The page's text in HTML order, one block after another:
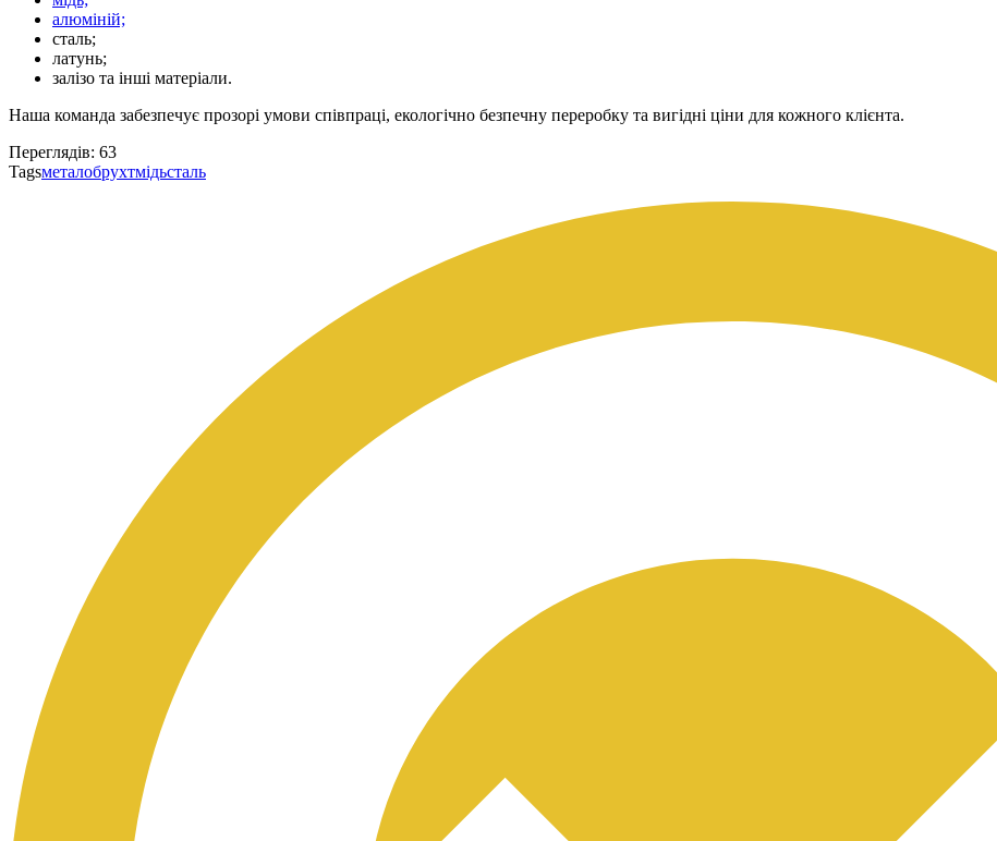
алюміній;
сталь;
латунь;
залізо та інші матеріали.
Наша команда забезпечує прозорі умови співпраці, екологічно безпечну переробку та вигідні ціни для кожного клієнта.
Переглядів: 63
Tagsметалобрухтмідьсталь